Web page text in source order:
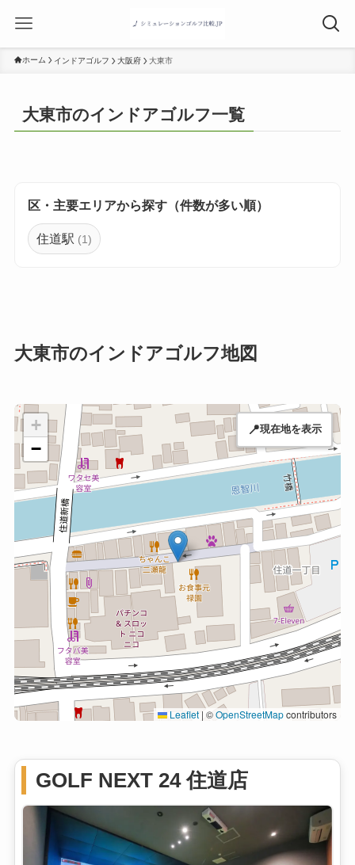
ホーム インドアゴルフ 大阪府 大東市
大東市のインドアゴルフ一覧
区・主要エリアから探す（件数が多い順）
住道駅 (1)
大東市のインドアゴルフ地図
+
−
Leaflet | ©OpenStreetMapcontributors
📍現在地を表示
GOLF NEXT 24 住道店